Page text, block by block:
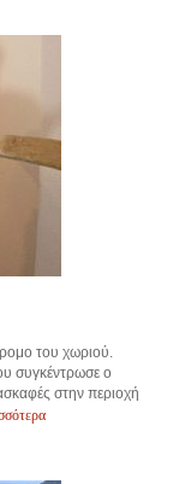
του χωριού.
συγκέντρωσε ο
στην περιοχή